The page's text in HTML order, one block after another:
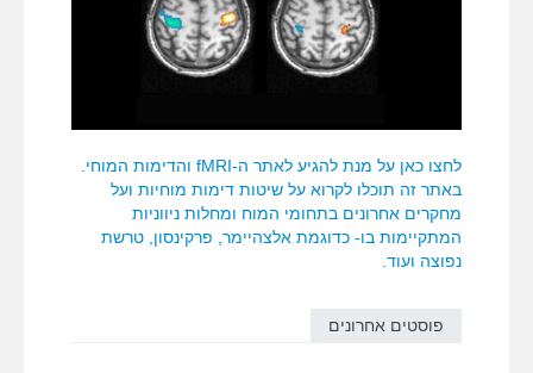
לחצו כאן על מנת להגיע לאתר ה-fMRI והדימות המוחי.
באתר זה תוכלו לקרוא על שיטות דימות מוחיות ועל
מחקרים אחרונים בתחומי המוח ומחלות ניווניות
המתקיימות בו- כדוגמת אלצהיימר, פרקינסון, טרשת
נפוצה ועוד.
פוסטים אחרונים